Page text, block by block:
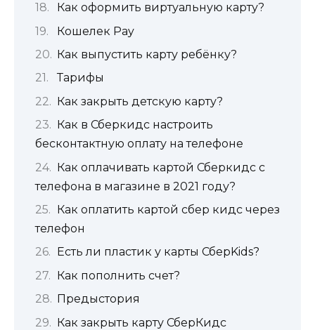
Как оформить виртуальную карту?
Кошелек Pay
Как выпустить карту ребёнку?
Тарифы
Как закрыть детскую карту?
Как в Сберкидс настроить
бесконтактную оплату на телефоне
Как оплачивать картой Сберкидс с
телефона в магазине в 2021 году?
Как оплатить картой сбер кидс через
телефон
Есть ли пластик у карты СберKids?
Как пополнить счет?
Предыстория
Как закрыть карту СберКидс